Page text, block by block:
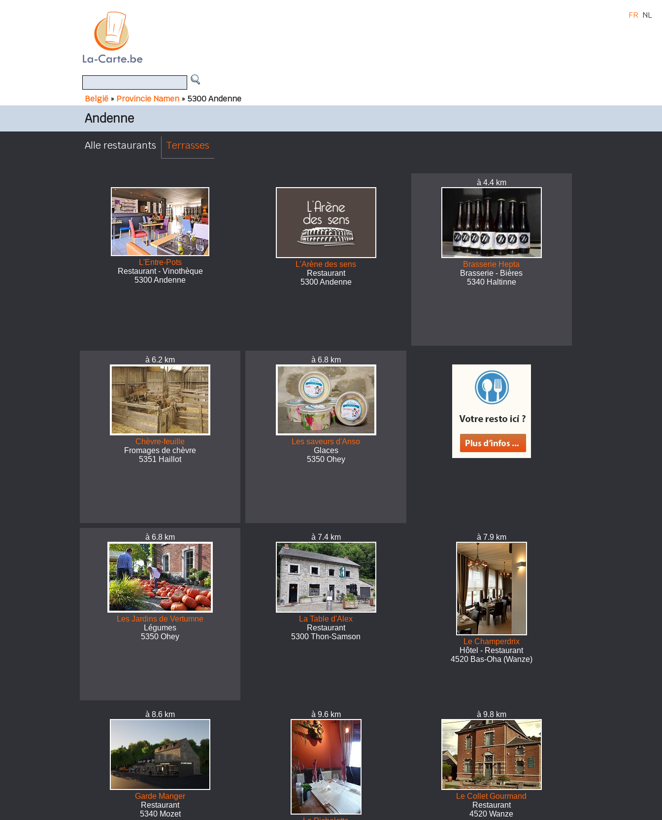
België » Provincie Namen » 5300 Andenne
FR NL
Andenne
Alle restaurants Terrasses
L'Entre-Pots
Restaurant - Vinothèque
5300 Andenne
L'Arène des sens
Restaurant
5300 Andenne
à 4.4 km
Brasserie Hepta
Brasserie - Bières
5340 Haltinne
à 6.2 km
Chèvre-feuille
Fromages de chèvre
5351 Haillot
à 6.8 km
Les saveurs d'Anso
Glaces
5350 Ohey
à 6.8 km
Les Jardins de Vertumne
Légumes
5350 Ohey
à 7.4 km
La Table d'Alex
Restaurant
5300 Thon-Samson
à 7.9 km
Le Champerdrix
Hôtel - Restaurant
4520 Bas-Oha (Wanze)
à 8.6 km
Garde Manger
Restaurant
5340 Mozet
à 9.6 km à 9.8 km
Le Collet Gourmand
Restaurant
4520 Wanze